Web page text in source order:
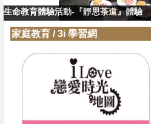
生命教育體驗活動-『靜思茶道』體驗
生命教育體驗活動-『靜思茶道』教學
家庭教育 /3i 學習網